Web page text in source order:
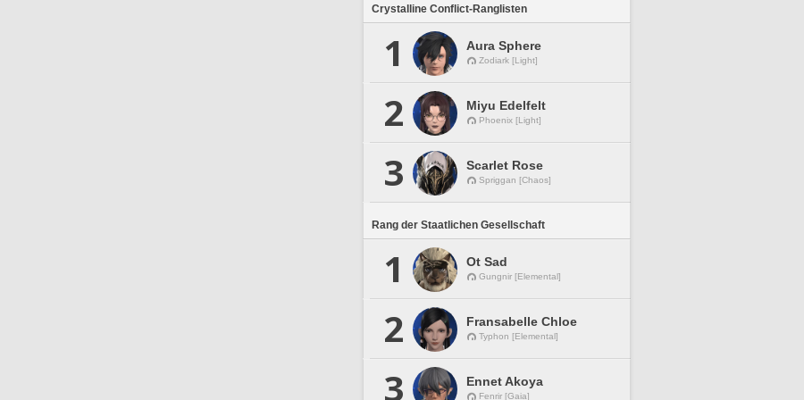
Crystalline Conflict-Ranglisten
1 Aura Sphere
Zodiark [Light]
2 Miyu Edelfelt
Phoenix [Light]
3 Scarlet Rose
Spriggan [Chaos]
Rang der Staatlichen Gesellschaft
1 Ot Sad
Gungnir [Elemental]
2 Fransabelle Chloe
Typhon [Elemental]
3 Ennet Akoya
Fenrir [Gaia]